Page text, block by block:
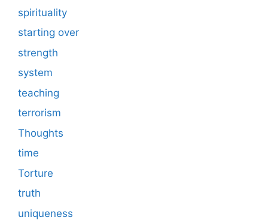
spirituality
starting over
strength
system
teaching
terrorism
Thoughts
time
Torture
truth
uniqueness